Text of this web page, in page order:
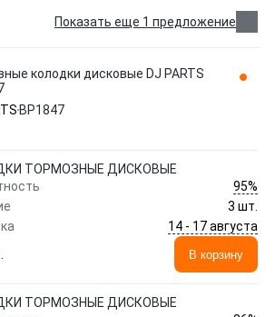
Показать еще 1 предложение
колодки дисковые DJ PARTS
BP1847
ТОРМОЗНЫЕ ДИСКОВЫЕ
95%
3 шт.
14 - 17 августа
В корзину
ТОРМОЗНЫЕ ДИСКОВЫЕ